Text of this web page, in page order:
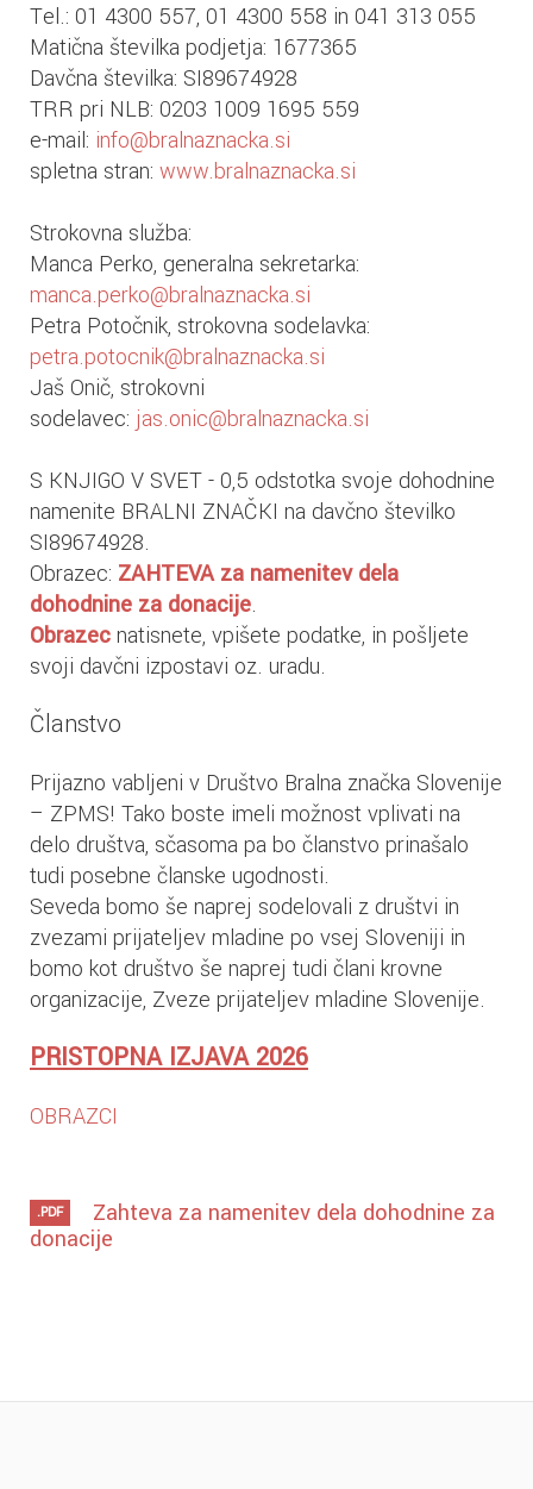
Tel.: 01 4300 557, 01 4300 558 in 041 313 055
Matična številka podjetja: 1677365
Davčna številka: SI89674928
TRR pri NLB: 0203 1009 1695 559
e-mail: info@bralnaznacka.si
spletna stran: www.bralnaznacka.si
Strokovna služba:
Manca Perko, generalna sekretarka:
manca.perko@bralnaznacka.si
Petra Potočnik, strokovna sodelavka:
petra.potocnik@bralnaznacka.si
Jaš Onič, strokovni
sodelavec: jas.onic@bralnaznacka.si
S KNJIGO V SVET - 0,5 odstotka svoje dohodnine
namenite BRALNI ZNAČKI na davčno številko
SI89674928.
Obrazec: ZAHTEVA za namenitev dela
dohodnine za donacije.
Obrazec natisnete, vpišete podatke, in pošljete
svoji davčni izpostavi oz. uradu.
Članstvo
Prijazno vabljeni v Društvo Bralna značka Slovenije
– ZPMS! Tako boste imeli možnost vplivati na
delo društva, sčasoma pa bo članstvo prinašalo
tudi posebne članske ugodnosti.
Seveda bomo še naprej sodelovali z društvi in
zvezami prijateljev mladine po vsej Sloveniji in
bomo kot društvo še naprej tudi člani krovne
organizacije, Zveze prijateljev mladine Slovenije.
PRISTOPNA IZJAVA 2026
OBRAZCI
.PDF
Zahteva za namenitev dela dohodnine za
donacije